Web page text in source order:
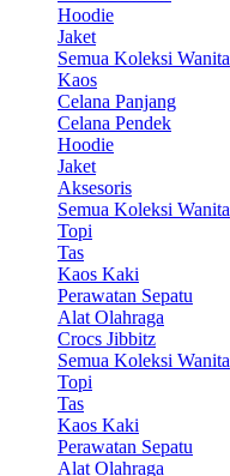
Hoodie
Jaket
Semua Koleksi Wanita
Kaos
Celana Panjang
Celana Pendek
Hoodie
Jaket
Aksesoris
Semua Koleksi Wanita
Topi
Tas
Kaos Kaki
Perawatan Sepatu
Alat Olahraga
Crocs Jibbitz
Semua Koleksi Wanita
Topi
Tas
Kaos Kaki
Perawatan Sepatu
Alat Olahraga